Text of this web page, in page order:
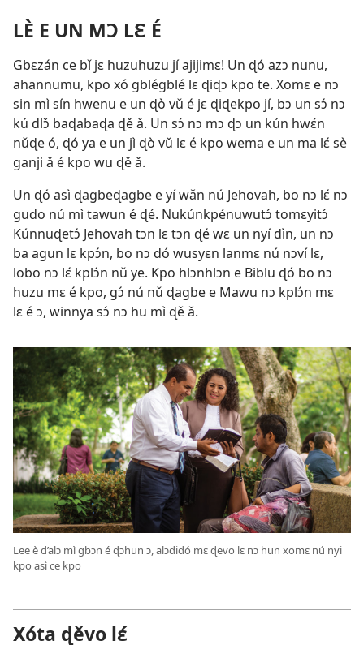
LÈ E UN MƆ LƐ É
Gbɛzán ce bǐ jɛ huzuhuzu jí ajijimɛ! Un ɖó azɔ nunu,
ahannumu, kpo xó gblégblé lɛ ɖiɖɔ kpo te. Xomɛ e nɔ
sin mì sín hwenu e un ɖò vǔ é jɛ ɖiɖekpo jí, bɔ un sɔ́ nɔ
kú dlɔ̌ baɖabaɖa ɖě ǎ. Un sɔ́ nɔ mɔ ɖɔ un kún hwɛ́n
nǔɖe ó, ɖó ya e un jì ɖò vǔ lɛ é kpo wema e un ma lɛ́ sè
ganji ǎ é kpo wu ɖě ǎ.
Un ɖó asì ɖagbeɖagbe e yí wǎn nú Jehovah, bo nɔ lɛ́ nɔ
gudo nú mì tawun é ɖé. Nukúnkpénuwutɔ́ tomɛyitɔ́
Kúnnuɖetɔ́ Jehovah tɔn lɛ tɔn ɖé wɛ un nyí dìn, un nɔ
ba agun lɛ kpɔ́n, bo nɔ dó wusyɛn lanmɛ nú nɔví lɛ,
lobo nɔ lɛ́ kplɔ́n nǔ ye. Kpo hlɔnhlɔn e Biblu ɖó bo nɔ
huzu mɛ é kpo, gɔ́ nú nǔ ɖagbe e Mawu nɔ kplɔ́n mɛ
lɛ é ɔ, winnya sɔ́ nɔ hu mì ɖě ǎ.
Lee è d’alɔ mì gbɔn é ɖɔhun ɔ, alɔdidó mɛ ɖevo lɛ nɔ hun xomɛ nú nyi
kpo asì ce kpo
Xóta ɖěvo lɛ́